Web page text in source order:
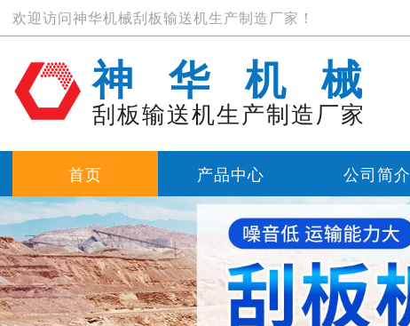
欢迎访问神华机械刮板输送机生产制造厂家！
神华机械
刮板输送机生产制造厂家
首页 产品中心 公司简介